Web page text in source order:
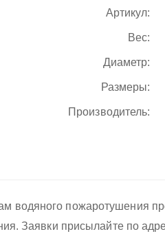
Артикул:
Вес:
Диаметр:
Размеры:
Производитель:
водяного пожаротушения
Заявки присылайте по